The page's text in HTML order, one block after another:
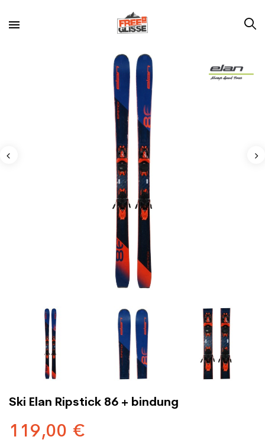
Ski Elan Ripstick 86 + bindung
119,00 €